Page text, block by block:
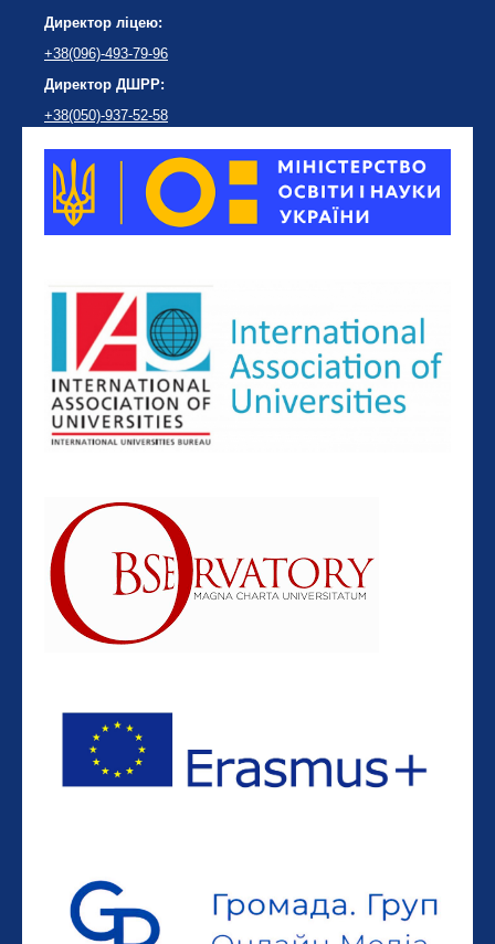
Директор ліцею:
+38(096)-493-79-96
Директор ДШРР:
+38(050)-937-52-58